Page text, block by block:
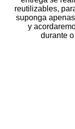
reutilizables,
suponga
y
durante